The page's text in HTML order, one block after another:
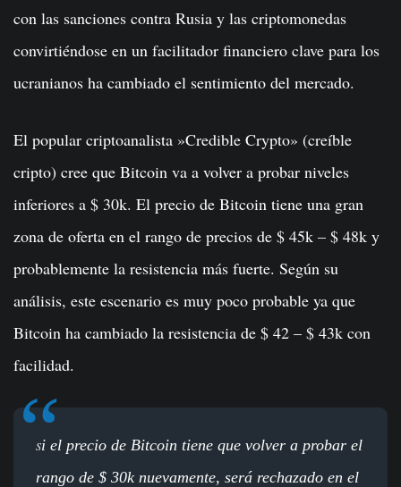
con las sanciones contra Rusia y las criptomonedas
convirtiéndose en un facilitador financiero clave para los
ucranianos ha cambiado el sentimiento del mercado.
El popular criptoanalista »Credible Crypto» (creíble
cripto) cree que Bitcoin va a volver a probar niveles
inferiores a $ 30k. El precio de Bitcoin tiene una gran
zona de oferta en el rango de precios de $ 45k – $ 48k y
probablemente la resistencia más fuerte. Según su
análisis, este escenario es muy poco probable ya que
Bitcoin ha cambiado la resistencia de $ 42 – $ 43k con
facilidad.
Si el precio de Bitcoin tiene que volver a probar el
rango de $ 30k nuevamente, será rechazado en el